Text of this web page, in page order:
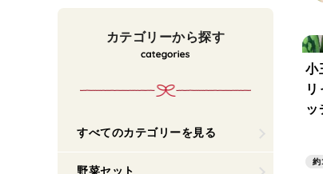
カテゴリーから探す
すべてのカテゴリーを見る
野菜セット
小
ッ